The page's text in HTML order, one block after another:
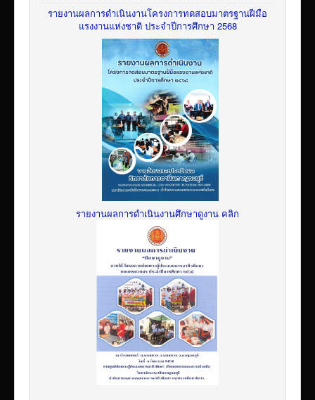
รายงานผลการดำเนินงานโครงการทดสอบมาตรฐานฝีมือ
แรงงานแห่งชาติ ประจำปีการศึกษา 2568
รายงานผลการดำเนินงานศึกษาดูงาน คลิก